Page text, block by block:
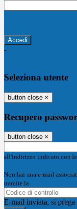
-
Seleziona utente
button close ×
Recupero
button close ×
all'indirizzo indicato con
Non hai una e-mail
tramite la
E-mail inviata, si